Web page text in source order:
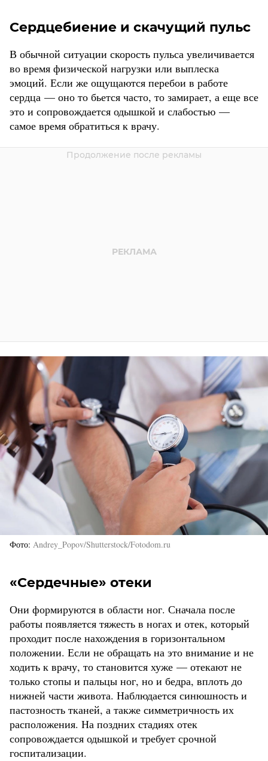
Сердцебиение и скачущий пульс
В обычной ситуации скорость пульса увеличивается
во время физической нагрузки или выплеска
эмоций. Если же ощущаются перебои в работе
сердца — оно то бьется часто, то замирает, а еще все
это и сопровождается одышкой и слабостью —
самое время обратиться к врачу.
Фото Andrey_Popov/Shutterstock/Fotodom.ru
«Сердечные» отеки
Они формируются в области ног. Сначала после
работы появляется тяжесть в ногах и отек, который
проходит после нахождения в горизонтальном
положении. Если не обращать на это внимание и не
ходить к врачу, то становится хуже — отекают не
только стопы и пальцы ног, но и бедра, вплоть до
нижней части живота. Наблюдается синюшность и
пастозность тканей, а также симметричность их
расположения. На поздних стадиях отек
сопровождается одышкой и требует срочной
госпитализации.